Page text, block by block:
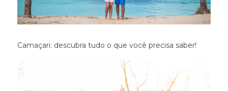
Camaçari: descubra tudo o que você precisa saber!